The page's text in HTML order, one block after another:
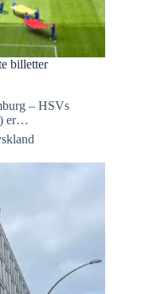
billetter
– HSVs
er…